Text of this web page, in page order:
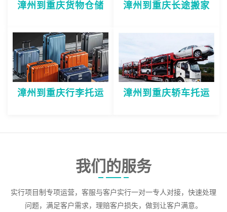
漳州到重庆货物仓储 漳州到重庆长途搬家
漳州到重庆行李托运 漳州到重庆轿车托运
我们的服务
实行项目制专项运营，客服与客户实行一对一专人对接，快速处理
问题，满足客户需求，理赔客户损失，做到让客户满意。